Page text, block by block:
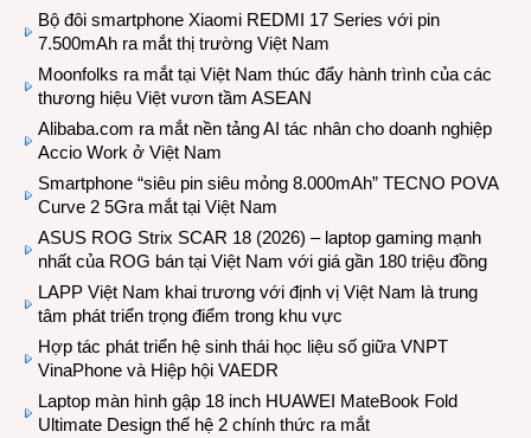
Bộ đôi smartphone Xiaomi REDMI 17 Series với pin
7.500mAh ra mắt thị trường Việt Nam
Moonfolks ra mắt tại Việt Nam thúc đẩy hành trình của các
thương hiệu Việt vươn tầm ASEAN
Alibaba.com ra mắt nền tảng AI tác nhân cho doanh nghiệp
Accio Work ở Việt Nam
Smartphone “siêu pin siêu mỏng 8.000mAh” TECNO POVA
Curve 2 5Gra mắt tại Việt Nam
ASUS ROG Strix SCAR 18 (2026) – laptop gaming mạnh
nhất của ROG bán tại Việt Nam với giá gần 180 triệu đồng
LAPP Việt Nam khai trương với định vị Việt Nam là trung
tâm phát triển trọng điểm trong khu vực
Hợp tác phát triển hệ sinh thái học liệu số giữa VNPT
VinaPhone và Hiệp hội VAEDR
Laptop màn hình gập 18 inch HUAWEI MateBook Fold
Ultimate Design thế hệ 2 chính thức ra mắt